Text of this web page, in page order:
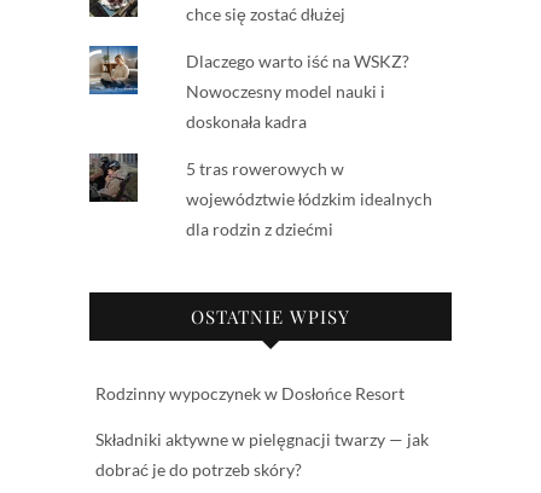
chce się zostać dłużej
Dlaczego warto iść na WSKZ?
Nowoczesny model nauki i
doskonała kadra
5 tras rowerowych w
województwie łódzkim idealnych
dla rodzin z dziećmi
OSTATNIE WPISY
Rodzinny wypoczynek w Dosłońce Resort
Składniki aktywne w pielęgnacji twarzy — jak
dobrać je do potrzeb skóry?